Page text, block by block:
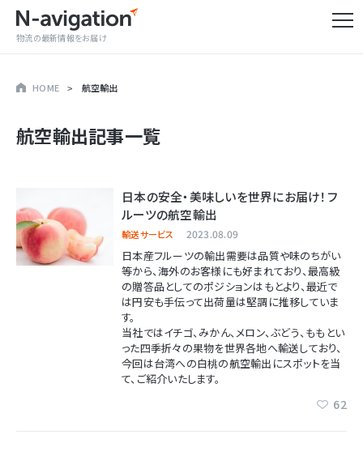
物流の最新情報をお届け
HOME 航空輸出
航空輸出記事一覧
日本の安全・美味しいを世界にお届け！フ
ルーツの航空輸出
輸送サービス 2023.08.09
日本産フルーツの輸出需要は品質や味のちがい
等から、海外のお客様にも好まれており、最高級
の贈答品としてのポジションはもとより、最近で
は円安も手伝って出荷量は堅調に推移していま
す。
当社ではイチゴ、みかん、メロン、ぶどう、ももとい
った四季折々の果物を世界各地へ輸送しており、
今回は台湾への白桃の航空輸出にスポットを当
て、ご紹介いたします。
62